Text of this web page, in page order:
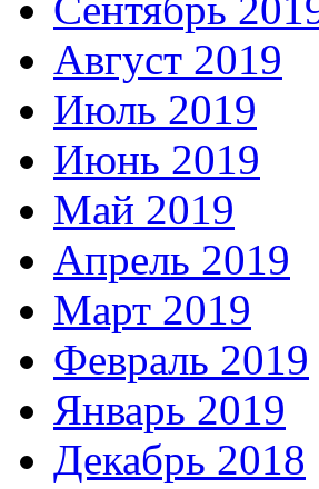
Сентябрь
Август 2019
Июль 2019
Июнь 2019
Май 2019
Апрель 2019
Март 2019
Февраль 2019
Январь 2019
Декабрь 2018